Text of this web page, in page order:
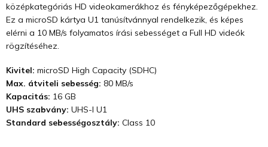
középkategóriás HD videokamerákhoz és fényképezőgépekhez.
Ez a microSD kártya U1 tanúsítvánnyal rendelkezik, és képes
elérni a 10 MB/s folyamatos írási sebességet a Full HD videók
rögzítéséhez.
Kivitel: microSD High Capacity (SDHC)
Max. átviteli sebesség: 80 MB/s
Kapacitás: 16 GB
UHS szabvány: UHS-I U1
Standard sebességosztály: Class 10